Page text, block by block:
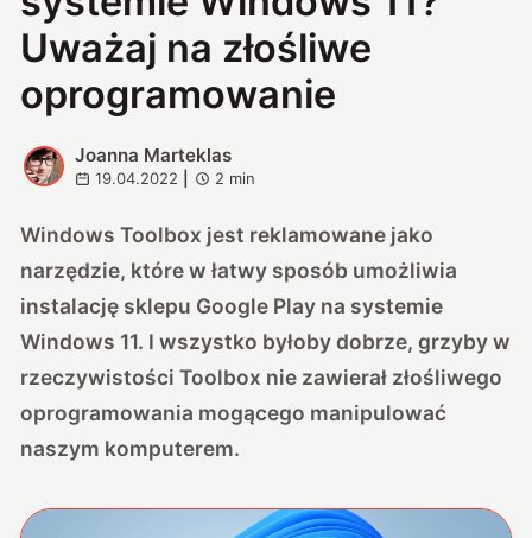
Uważaj na złośliwe
oprogramowanie
J
Joanna Marteklas
19.04.2022 2 min
Windows Toolbox jest reklamowane jako
narzędzie, które w łatwy sposób umożliwia
instalację sklepu Google Play na systemie
Windows 11. I wszystko byłoby dobrze, grzyby w
rzeczywistości Toolbox nie zawierał złośliwego
oprogramowania mogącego manipulować
naszym komputerem.